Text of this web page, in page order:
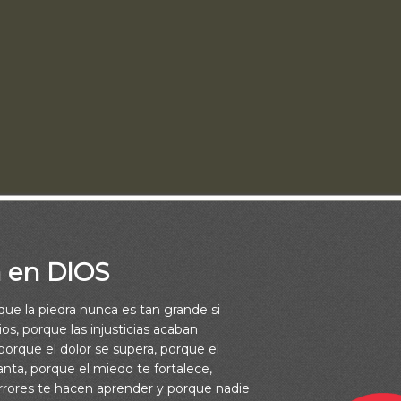
describir nuestra satisfacción cuando nos encontramos con
en algunos lugares más que en otros, pero no hay nada
las bellezas naturales repartidas por todo el mundo.
se encargó de catalogar, registrar y anunciar a todos los
DIOS
la piedra nunca es tan grande si
porque las injusticias acaban
el dolor se supera, porque el
porque el miedo te fortalece,
te hacen aprender y porque nadie